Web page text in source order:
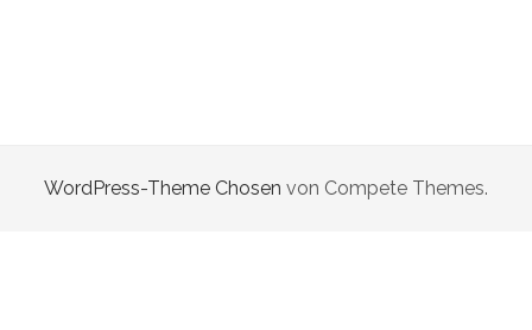
WordPress-Theme Chosen von Compete Themes.